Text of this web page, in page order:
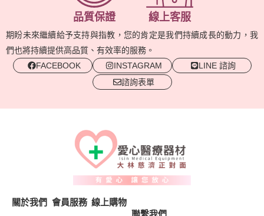
品質保證 線上客服
期盼未來繼續給予支持與指教，您的肯定是我們持續成長的動力，我
們也將持續提供高品質、有效率的服務。
FACEBOOK
INSTAGRAM
LINE 諮詢
諮詢表單
關於我們 會員服務 線上購物
聯繫我們